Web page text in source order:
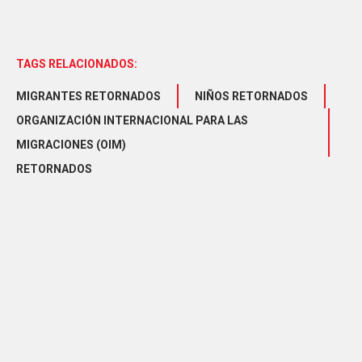
TAGS RELACIONADOS:
MIGRANTES RETORNADOS
NIÑOS RETORNADOS
ORGANIZACIÓN INTERNACIONAL PARA LAS
MIGRACIONES (OIM)
RETORNADOS